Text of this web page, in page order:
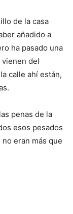
de la casa
añadido a
ha pasado una
vienen del
calle ahí están,
penas de la
esos pesados
eran más que